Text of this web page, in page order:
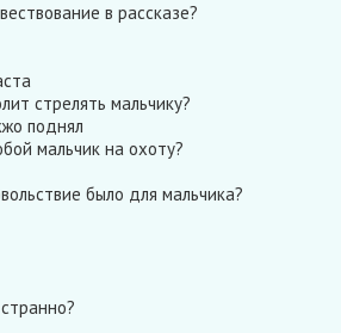
в рассказе?
стрелять мальчику?
поднял
мальчик на охоту?
было для мальчика?